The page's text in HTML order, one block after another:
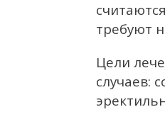
требуют
Цели
случаев: